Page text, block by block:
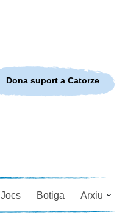
Jocs Botiga Arxiu
Dona suport a Catorze